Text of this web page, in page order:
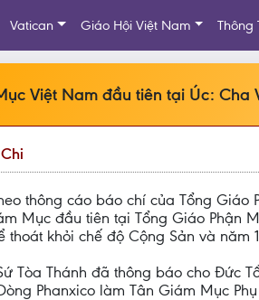
Vatican Giáo Hội Việt Nam Thông
Việt Nam đầu tiên tại Úc: Cha
thông cáo báo chí của Tổng
Mục đầu tiên tại Tổng Giáo Phận
thoát khỏi chế độ Cộng Sản và năm
Tòa Thánh đã thông báo cho Đức
Phanxico làm Tân Giám Mục